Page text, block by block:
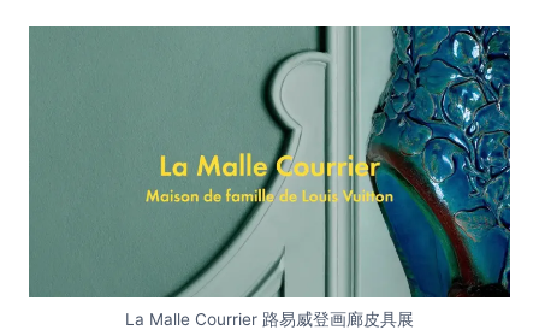
La Malle Courrier 路易威登画廊皮具展